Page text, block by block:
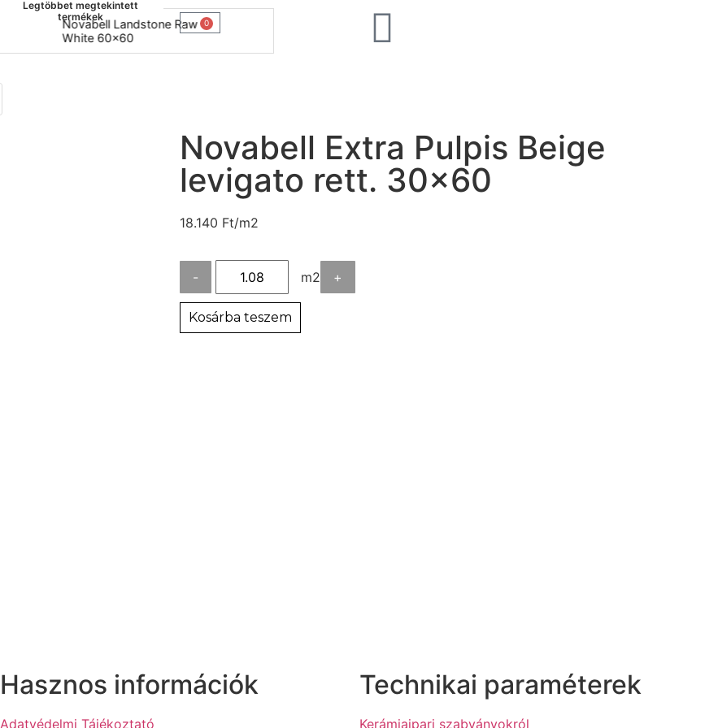
Legtöbbet megtekintett
termékek
Novabell Landstone Raw
White 60x60
0
Novabell Extra Pulpis Beige
levigato rett. 30×60
18.140 Ft/m2
- m2 +
Kosárba teszem
Hasznos információk
Adatvédelmi Tájékoztató
Technikai paraméterek
Kerámiaipari szabványokról